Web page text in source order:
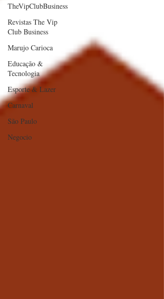
TheVipClubBusiness
Revistas The Vip
Club Business
Marujo Carioca
Educação &
Tecnologia
Esporte & Lazer
Carnaval
São Paulo
Negocio